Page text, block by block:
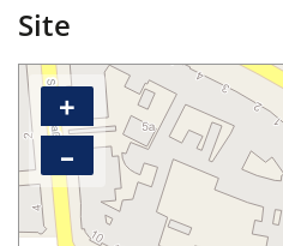
Site
+
–